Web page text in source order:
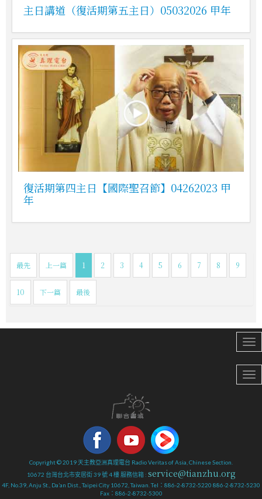
主日講道（復活期第五主日）05032026 甲年
復活期第四主日【國際聖召節】04262023 甲
年
最先 上一篇 1 2 3 4 5 6 7 8 9
10 下一篇 最後
Copyright © 2019 天主教亞洲真理電台 Radio Veritas of Asia, Chinese Section.
10672 台灣台北市安居街 39 號 4 樓 服務信箱 : service@tianzhu.org
4F, No.39, Anju St., Da’an Dist., Taipei City 10672, Taiwan. Tel：886-2-8732-5220 886-2-8732-5230
Fax：886-2-8732-5300